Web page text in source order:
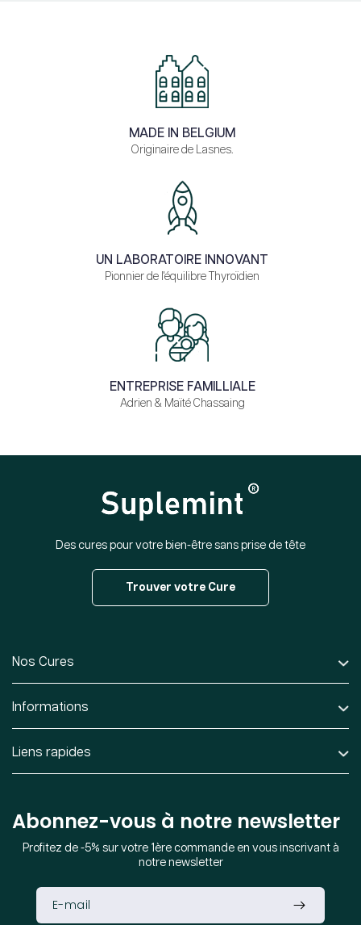
MADE IN BELGIUM
Originaire de Lasnes.
UN LABORATOIRE INNOVANT
Pionnier de l'équilibre Thyroïdien
ENTREPRISE FAMILLIALE
Adrien & Maïté Chassaing
Des cures pour votre bien-être sans prise de tête
Trouver votre Cure
Nos Cures
Informations
Liens rapides
Abonnez-vous à notre newsletter
Profitez de -5% sur votre 1ère commande en vous inscrivant à
notre newsletter